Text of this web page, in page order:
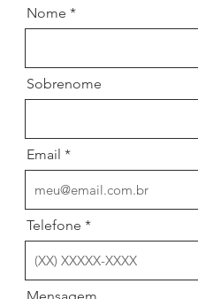
Nome
Sobrenome
Email
Telefone